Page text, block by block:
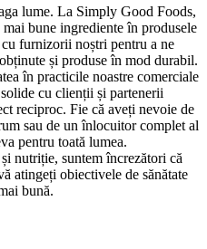
lume. La Simply Good Foods,
bune ingrediente în produsele
furnizorii noștri pentru a ne
și produse în mod durabil.
în practicile noastre comerciale
cu clienții și partenerii
reciproc. Fie că aveți nevoie de
sau de un înlocuitor complet al
pentru toată lumea.
nutriție, suntem încrezători că
atingeți obiectivele de sănătate
bună.